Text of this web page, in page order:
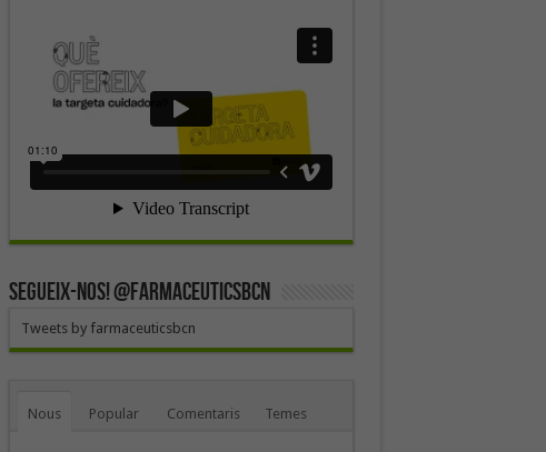
SEGUEIX-NOS! @farmaceuticsbcn
Tweets by farmaceuticsbcn
Nous Popular Comentaris Temes